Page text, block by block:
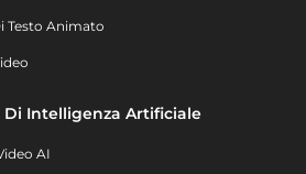
Testo Animato
Intelligenza Artificiale
AI